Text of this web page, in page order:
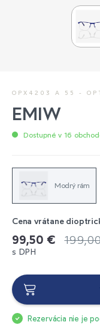
OPX4203 A 55 -
EMIW
Dostupné v 16
Modrý rám
Cena vrátane
99,50 €
s DPH
Rezervácia nie je